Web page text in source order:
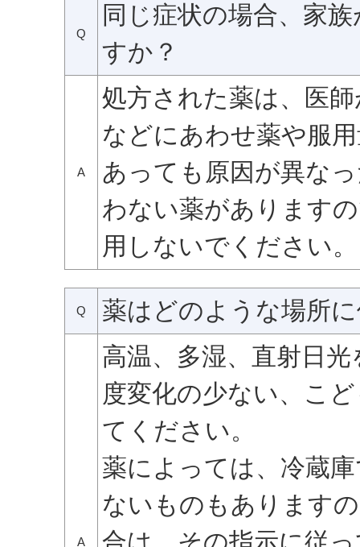
Q
同じ症状の場合、家
すか？
A
処方された薬は、医
などにあわせ薬や服
あっても原因が異な
わない薬があります
用しないでください。
Q 薬はどのような場所
A
高温、多湿、直射日
度変化の少ない、こ
てください。
薬によっては、冷蔵
ないものもあります